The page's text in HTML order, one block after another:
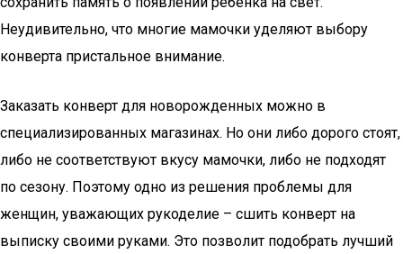
Неудивительно, что многие мамочки уделяют выбору
конверта пристальное внимание.
Заказать конверт для новорожденных можно в
специализированных магазинах. Но они либо дорого стоят,
либо не соответствуют вкусу мамочки, либо не подходят
по сезону. Поэтому одно из решения проблемы для
женщин, уважающих рукоделие – сшить конверт на
выписку своими руками. Это позволит подобрать лучший